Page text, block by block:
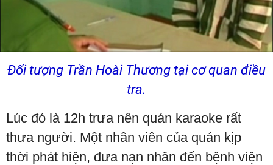
Đối tượng Trần Hoài Thương tại cơ quan điều
tra.
Lúc đó là 12h trưa nên quán karaoke rất
thưa người. Một nhân viên của quán kịp
thời phát hiện, đưa nạn nhân đến bệnh viện